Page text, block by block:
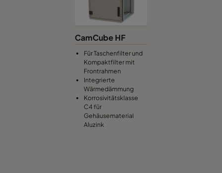
CamCube HF
Für Taschenfilter und
Kompaktfilter mit
Frontrahmen
Integrierte
Wärmedämmung
Korrosivitätsklasse
C4 für
Gehäusematerial
Aluzink